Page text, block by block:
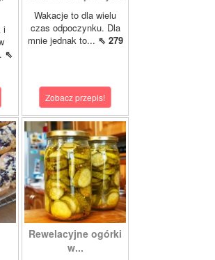
i
⇖
Wakacje to dla wielu
czas odpoczynku. Dla
mnie jednak to... ⇖ 279
Zobacz przepis!
Rewelacyjne ogórki
w...